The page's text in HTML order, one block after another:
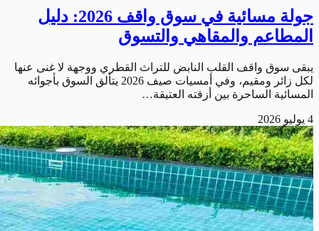
جولة مسائية في سوق واقف 2026: دليل
المطاعم والمقاهي والتسوق
يبقى سوق واقف القلب النابض للتراث القطري ووجهة لا غنى عنها
لكل زائر ومقيم، وفي أمسيات صيف 2026 يتألق السوق بأجوائه
المسائية الساحرة بين أزقته العتيقة…
4 يوليو 2026